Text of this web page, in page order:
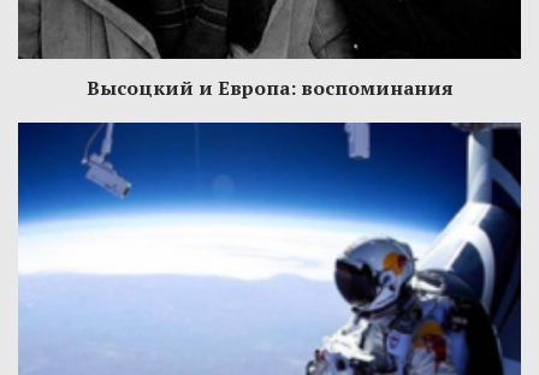
Высоцкий и Европа: воспоминания